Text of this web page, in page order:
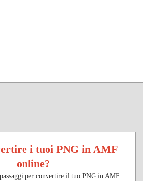
i tuoi PNG in AMF
online?
per convertire il tuo PNG in AMF